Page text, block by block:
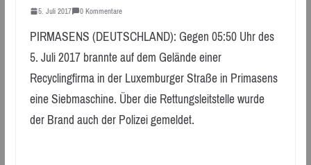
5. Juli 2017 0 Kommentare
PIRMASENS (DEUTSCHLAND): Gegen 05:50 Uhr des
5. Juli 2017 brannte auf dem Gelände einer
Recyclingfirma in der Luxemburger Straße in Primasens
eine Siebmaschine. Über die Rettungsleitstelle wurde
der Brand auch der Polizei gemeldet.